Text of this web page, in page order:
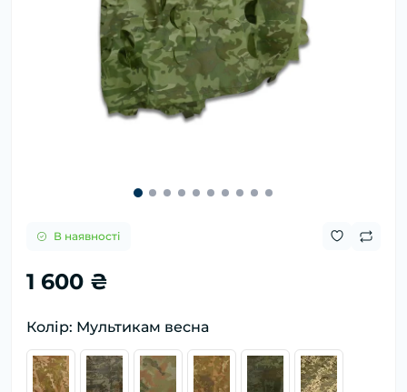
В наявності
1 600 ₴
Колір: Мультикам весна